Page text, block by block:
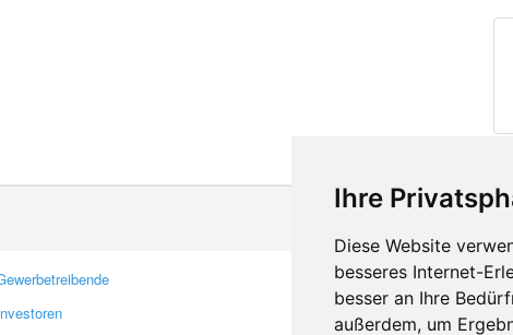
Ihre
Diese Website
besseres Internet-
besser an Ihre
außerdem, um
Kontakt
Feedback